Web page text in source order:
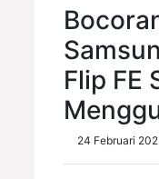
Flip FE
24 Februari